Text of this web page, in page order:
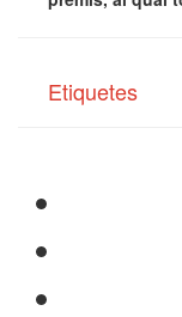
Etiquetes